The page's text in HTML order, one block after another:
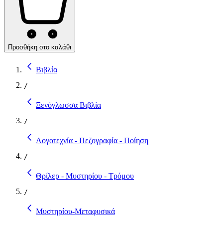
Προσθήκη στο καλάθι
Βιβλία
/
Ξενόγλωσσα Βιβλία
/
Λογοτεχνία - Πεζογραφία - Ποίηση
/
Θρίλερ - Μυστηρίου - Τρόμου
/
Μυστηρίου-Μεταφυσικά